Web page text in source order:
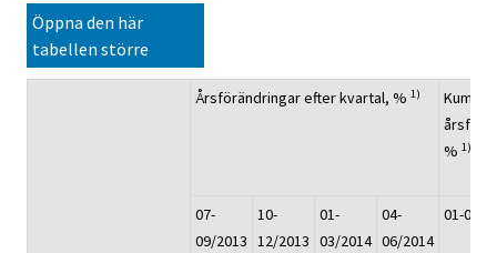
Öppna den här
tabellen större
Årsförändringar efter kvartal, % 1)
% 1)
07-
09/2013
10-
12/2013
01-
03/2014
04-
06/2014
01-07/